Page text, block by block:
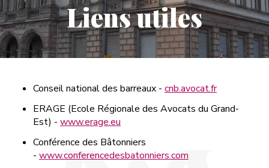
Liens utiles
Conseil national des barreaux - cnb.avocat.fr
ERAGE (Ecole Régionale des Avocats du Grand-
Est) - www.erage.eu
Conférence des Bâtonniers
- www.conferencedesbatonniers.com